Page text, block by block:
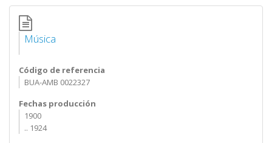
Música
Código de referencia
BUA-AMB 0022327
Fechas producción
1900
.. 1924